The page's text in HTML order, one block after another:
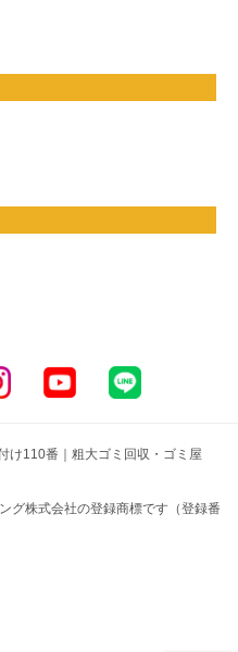
け110番｜粗大ゴミ回収・ゴミ屋
グ株式会社の登録商標です（登録番